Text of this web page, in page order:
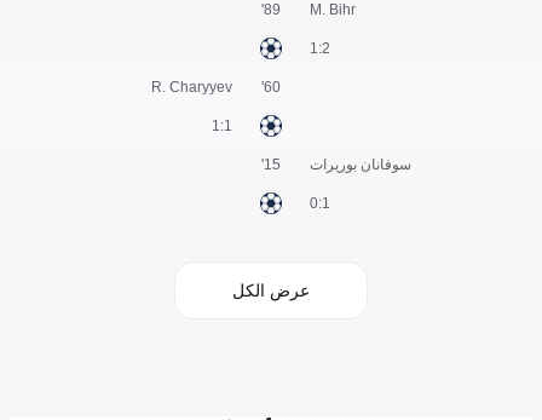
M. Bihr
2:1
89'
R. Charyyev
1:1
60'
سوفانان بوريرات
1:0
15'
عرض الكل